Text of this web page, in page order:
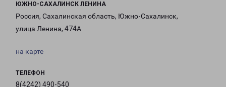
ЮЖНО-САХАЛИНСК ЛЕНИНА
Россия, Сахалинская область, Южно-Сахалинск,
улица Ленина, 474А
на карте
ТЕЛЕФОН
8(4242) 490-540